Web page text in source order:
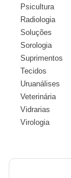
Psicultura
Radiologia
Soluções
Sorologia
Suprimentos
Tecidos
Uruanálises
Veterinária
Vidrarias
Virologia